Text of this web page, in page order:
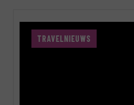
TRAVELNIEUWS